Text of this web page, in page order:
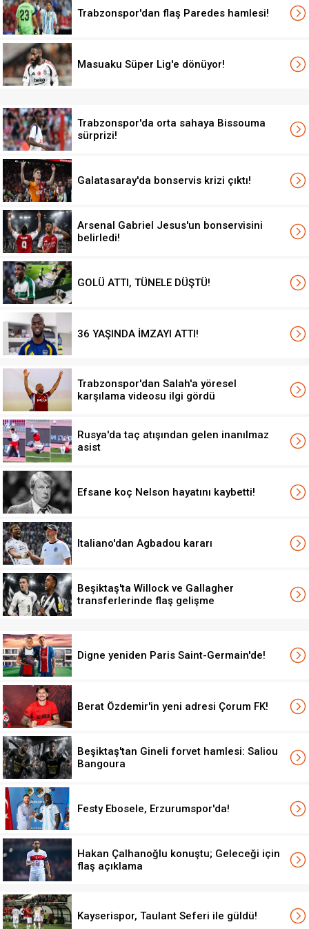
Trabzonspor'dan flaş Paredes hamlesi!
Masuaku Süper Lig'e dönüyor!
Trabzonspor'da orta sahaya Bissouma
sürprizi!
Galatasaray'da bonservis krizi çıktı!
Arsenal Gabriel Jesus'un bonservisini
belirledi!
GOLÜ ATTI, TÜNELE DÜŞTÜ!
36 YAŞINDA İMZAYI ATTI!
Trabzonspor'dan Salah'a yöresel
karşılama videosu ilgi gördü
Rusya'da taç atışından gelen inanılmaz
asist
Efsane koç Nelson hayatını kaybetti!
Italiano'dan Agbadou kararı
Beşiktaş'ta Willock ve Gallagher
transferlerinde flaş gelişme
Digne yeniden Paris Saint-Germain'de!
Berat Özdemir'in yeni adresi Çorum FK!
Beşiktaş'tan Gineli forvet hamlesi: Saliou
Bangoura
Festy Ebosele, Erzurumspor'da!
Hakan Çalhanoğlu konuştu; Geleceği için
flaş açıklama
Kayserispor, Taulant Seferi ile güldü!